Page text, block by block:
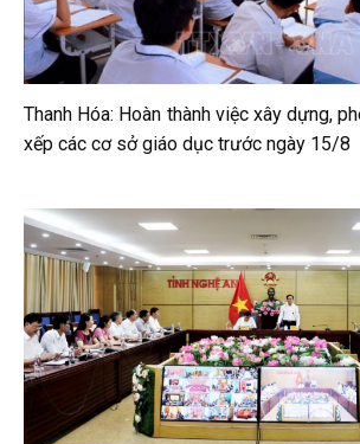
Thanh Hóa: Hoàn thành việc xây dựng,
xếp các cơ sở giáo dục trước ngày 15/8